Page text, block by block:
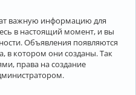
важную информацию для
в настоящий момент, и вы
Объявления появляются
в котором они созданы. Так
права на создание